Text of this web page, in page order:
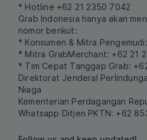
* Hotline +62 21 2350 7042
Grab Indonesia hanya akan
nomor berikut:
* Konsumen & Mitra
* Mitra GrabMerchant: +62 21
* Tim Cepat Tanggap Grab:
Direktorat Jenderal
Niaga
Kementerian Perdagangan
Whatsapp Ditjen PKTN: +62